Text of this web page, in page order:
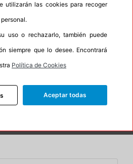
utilizarán las cookies para recoger
uso o rechazarlo, también puede
siempre que lo desee. Encontrará
Política de Cookies
Aceptar todas